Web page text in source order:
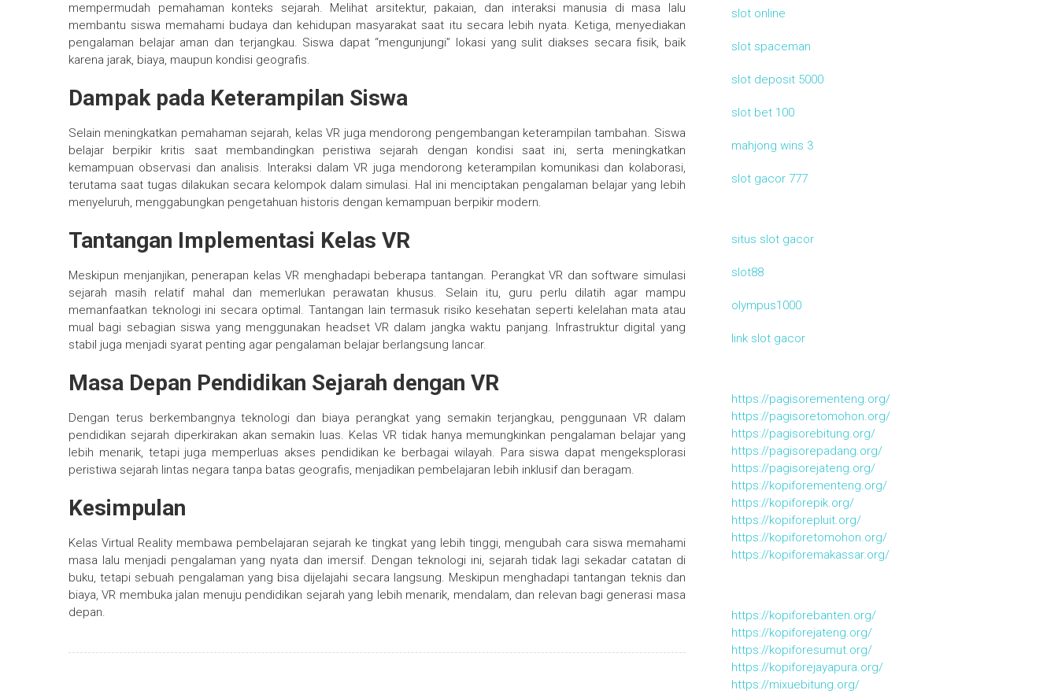
mempermudah pemahaman konteks sejarah. Melihat arsitektur, pakaian, dan interaksi manusia di masa lalu
membantu siswa memahami budaya dan kehidupan masyarakat saat itu secara lebih nyata. Ketiga, menyediakan
pengalaman belajar aman dan terjangkau. Siswa dapat “mengunjungi” lokasi yang sulit diakses secara fisik, baik
karena jarak, biaya, maupun kondisi geografis.
Dampak pada Keterampilan Siswa
Selain meningkatkan pemahaman sejarah, kelas VR juga mendorong pengembangan keterampilan tambahan. Siswa
belajar berpikir kritis saat membandingkan peristiwa sejarah dengan kondisi saat ini, serta meningkatkan
kemampuan observasi dan analisis. Interaksi dalam VR juga mendorong keterampilan komunikasi dan kolaborasi,
terutama saat tugas dilakukan secara kelompok dalam simulasi. Hal ini menciptakan pengalaman belajar yang lebih
menyeluruh, menggabungkan pengetahuan historis dengan kemampuan berpikir modern.
Tantangan Implementasi Kelas VR
Meskipun menjanjikan, penerapan kelas VR menghadapi beberapa tantangan. Perangkat VR dan software simulasi
sejarah masih relatif mahal dan memerlukan perawatan khusus. Selain itu, guru perlu dilatih agar mampu
memanfaatkan teknologi ini secara optimal. Tantangan lain termasuk risiko kesehatan seperti kelelahan mata atau
mual bagi sebagian siswa yang menggunakan headset VR dalam jangka waktu panjang. Infrastruktur digital yang
stabil juga menjadi syarat penting agar pengalaman belajar berlangsung lancar.
Masa Depan Pendidikan Sejarah dengan VR
Dengan terus berkembangnya teknologi dan biaya perangkat yang semakin terjangkau, penggunaan VR dalam
pendidikan sejarah diperkirakan akan semakin luas. Kelas VR tidak hanya memungkinkan pengalaman belajar yang
lebih menarik, tetapi juga memperluas akses pendidikan ke berbagai wilayah. Para siswa dapat mengeksplorasi
peristiwa sejarah lintas negara tanpa batas geografis, menjadikan pembelajaran lebih inklusif dan beragam.
Kesimpulan
Kelas Virtual Reality membawa pembelajaran sejarah ke tingkat yang lebih tinggi, mengubah cara siswa memahami
masa lalu menjadi pengalaman yang nyata dan imersif. Dengan teknologi ini, sejarah tidak lagi sekadar catatan di
buku, tetapi sebuah pengalaman yang bisa dijelajahi secara langsung. Meskipun menghadapi tantangan teknis dan
biaya, VR membuka jalan menuju pendidikan sejarah yang lebih menarik, mendalam, dan relevan bagi generasi masa
depan.
slot online
slot spaceman
slot deposit 5000
slot bet 100
mahjong wins 3
slot gacor 777
situs slot gacor
slot88
olympus1000
link slot gacor
https://pagisorementeng.org/
https://pagisoretomohon.org/
https://pagisorebitung.org/
https://pagisorepadang.org/
https://pagisorejateng.org/
https://kopiforementeng.org/
https://kopiforepik.org/
https://kopiforepluit.org/
https://kopiforetomohon.org/
https://kopiforemakassar.org/
https://kopiforebanten.org/
https://kopiforejateng.org/
https://kopiforesumut.org/
https://kopiforejayapura.org/
https://mixuebitung.org/